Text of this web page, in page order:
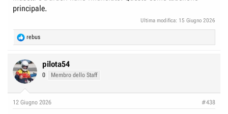
principale.
Ultima modifica: 15 Giugno 2026
R
e
c
t
i
s
rebus
pilota54
0 Membro dello Staff
12 Giugno 2026 #438